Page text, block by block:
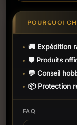
POURQUOI
🚚 Expédition
🛡️ Produits
💬 Conseil
📦 Protection
FAQ